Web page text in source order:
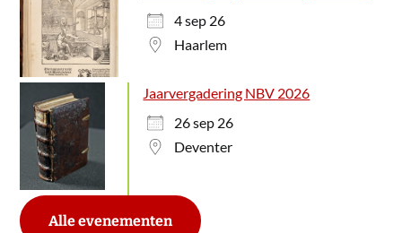
4 sep 26
Haarlem
Jaarvergadering NBV 2026
26 sep 26
Deventer
Alle evenementen